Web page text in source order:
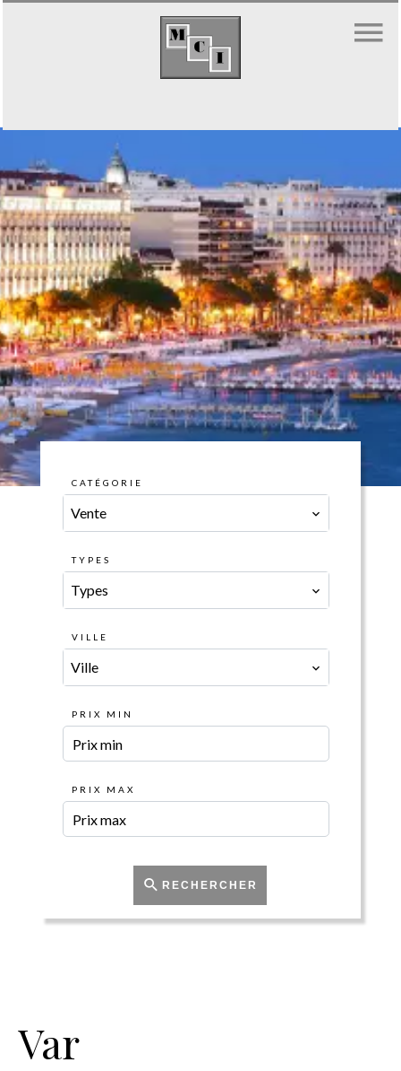
CATÉGORIE
Vente
TYPES
Types
VILLE
Ville
PRIX MIN
PRIX MAX
RECHERCHER
Var